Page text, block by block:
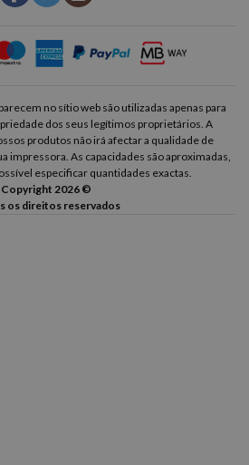
no sítio web são utilizadas apenas para
dos seus legítimos proprietários. A
produtos não irá afectar a qualidade de
impressora. As capacidades são aproximadas,
especificar quantidades exactas.
Copyright 2026 ©
os direitos reservados